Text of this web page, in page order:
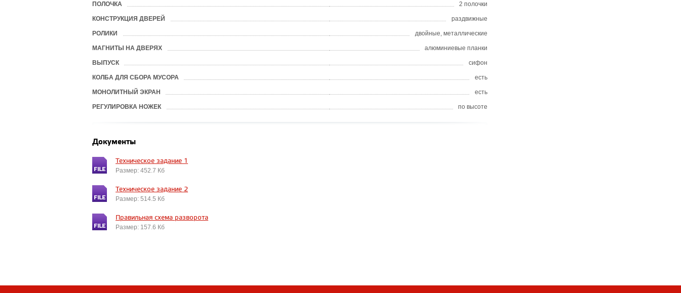
ПОЛОЧКА 2 полочки
КОНСТРУКЦИЯ ДВЕРЕЙ раздвижные
РОЛИКИ двойные, металлические
МАГНИТЫ НА ДВЕРЯХ алюминиевые планки
ВЫПУСК сифон
КОЛБА ДЛЯ СБОРА МУСОРА есть
МОНОЛИТНЫЙ ЭКРАН есть
РЕГУЛИРОВКА НОЖЕК по высоте
Документы
Техническое задание 1
Размер: 452.7 Кб
Техническое задание 2
Размер: 514.5 Кб
Правильная схема разворота
Размер: 157.6 Кб